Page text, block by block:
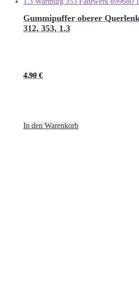
Gummipuffer oberer
312, 353, 1.3
4,90 €
In den Warenkorb